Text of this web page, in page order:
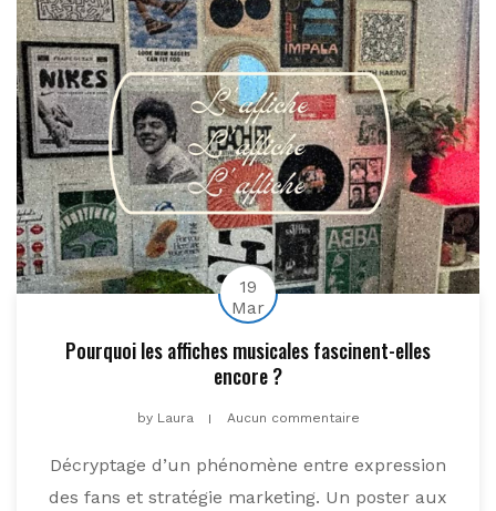
19
Mar
Pourquoi les affiches musicales fascinent-elles
encore ?
byLaura Aucun commentaire
Décryptage d’un phénomène entre expression
des fans et stratégie marketing. Un poster aux